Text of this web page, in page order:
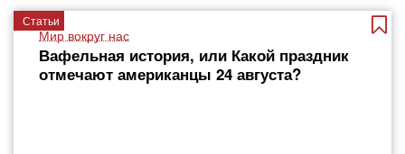
Статьи
Мир вокруг нас
Вафельная история, или Какой праздник
отмечают американцы 24 августа?